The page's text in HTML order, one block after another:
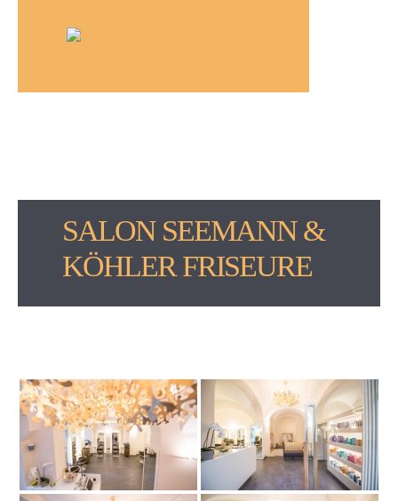
SALON SEEMANN &
KÖHLER FRISEURE